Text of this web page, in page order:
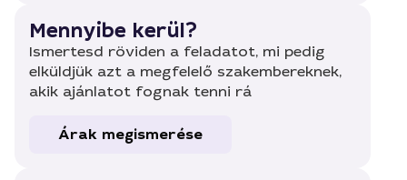
Mennyibe kerül?
Ismertesd röviden a feladatot, mi pedig
elküldjük azt a megfelelő szakembereknek,
akik ajánlatot fognak tenni rá
Árak megismerése